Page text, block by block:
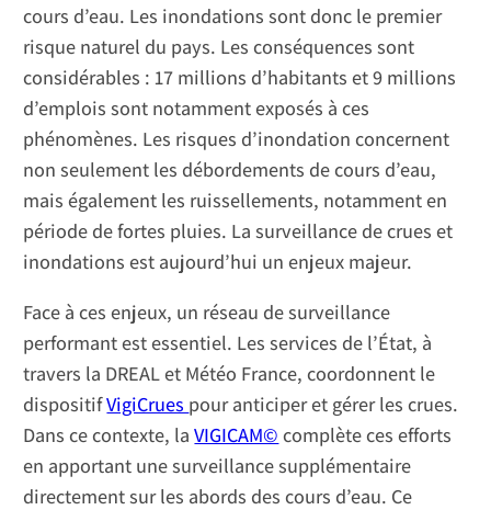
cours d’eau. Les inondations sont donc le premier
risque naturel du pays. Les conséquences sont
considérables : 17 millions d’habitants et 9 millions
d’emplois sont notamment exposés à ces
phénomènes. Les risques d’inondation concernent
non seulement les débordements de cours d’eau,
mais également les ruissellements, notamment en
période de fortes pluies. La surveillance de crues et
inondations est aujourd’hui un enjeux majeur.
Face à ces enjeux, un réseau de surveillance
performant est essentiel. Les services de l’État, à
travers la DREAL et Météo France, coordonnent le
dispositifVigiCrues pour anticiper et gérer les crues.
Dans ce contexte, laVIGICAM© complète ces efforts
en apportant une surveillance supplémentaire
directement sur les abords des cours d’eau. Ce